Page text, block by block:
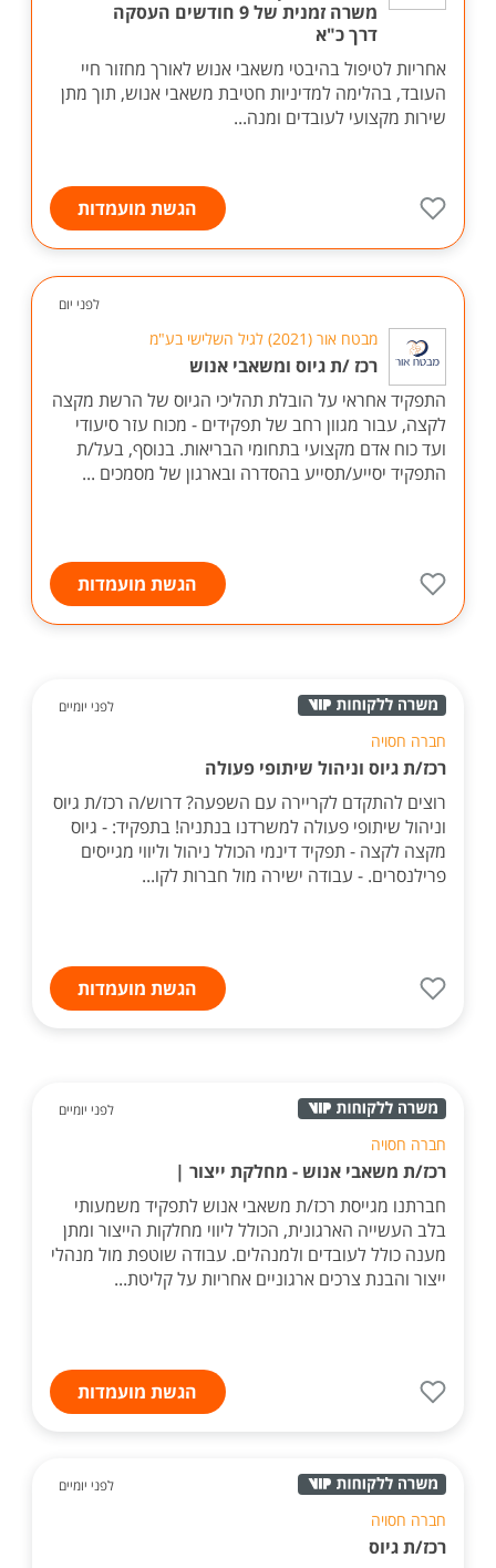
משרה זמנית של 9 חודשים העסקה
דרך כ"א
אחריות לטיפול בהיבטי משאבי אנוש לאורך מחזור חיי
העובד, בהלימה למדיניות חטיבת משאבי אנוש, תוך מתן
שירות מקצועי לעובדים ומנה...
הגשת מועמדות
לפני יום
מבטח אור (2021) לגיל השלישי בע"מ
רכז /ת גיוס ומשאבי אנוש
התפקיד אחראי על הובלת תהליכי הגיוס של הרשת מקצה
לקצה, עבור מגוון רחב של תפקידים - מכוח עזר סיעודי
ועד כוח אדם מקצועי בתחומי הבריאות. בנוסף, בעל/ת
התפקיד יסייע/תסייע בהסדרה ובארגון של מסמכים ...
הגשת מועמדות
לפני יומיים
חברה חסויה
רכז/ת גיוס וניהול שיתופי פעולה
רוצים להתקדם לקריירה עם השפעה? דרוש/ה רכז/ת גיוס
וניהול שיתופי פעולה למשרדנו בנתניה! בתפקיד: - גיוס
מקצה לקצה - תפקיד דינמי הכולל ניהול וליווי מגייסים
פרילנסרים. - עבודה ישירה מול חברות לקו...
הגשת מועמדות
לפני יומיים
חברה חסויה
רכז/ת משאבי אנוש - מחלקת ייצור |
חברתנו מגייסת רכז/ת משאבי אנוש לתפקיד משמעותי
בלב העשייה הארגונית, הכולל ליווי מחלקות הייצור ומתן
מענה כולל לעובדים ולמנהלים. עבודה שוטפת מול מנהלי
ייצור והבנת צרכים ארגוניים אחריות על קליטת...
הגשת מועמדות
לפני יומיים
חברה חסויה
רכז/ת גיוס